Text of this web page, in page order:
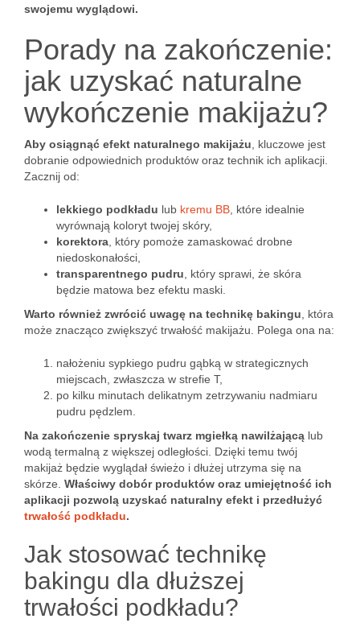
swojemu wyglądowi.
Porady na zakończenie:
jak uzyskać naturalne
wykończenie makijażu?
Aby osiągnąć efekt naturalnego makijażu , kluczowe jest
dobranie odpowiednich produktów oraz technik ich aplikacji.
Zacznij od:
lekkiego podkładu lub kremu BB , które idealnie
wyrównają koloryt twojej skóry,
korektora , który pomoże zamaskować drobne
niedoskonałości,
transparentnego pudru , który sprawi, że skóra
będzie matowa bez efektu maski.
Warto również zwrócić uwagę na technikę bakingu , która
może znacząco zwiększyć trwałość makijażu. Polega ona na:
nałożeniu sypkiego pudru gąbką w strategicznych
miejscach, zwłaszcza w strefie T,
po kilku minutach delikatnym zetrzywaniu nadmiaru
pudru pędzlem.
Na zakończenie spryskaj twarz mgiełką nawilżającą lub
wodą termalną z większej odległości. Dzięki temu twój
makijaż będzie wyglądał świeżo i dłużej utrzyma się na
skórze. Właściwy dobór produktów oraz umiejętność ich
aplikacji pozwolą uzyskać naturalny efekt i przedłużyć
trwałość podkładu.
Jak stosować technikę
bakingu dla dłuższej
trwałości podkładu?